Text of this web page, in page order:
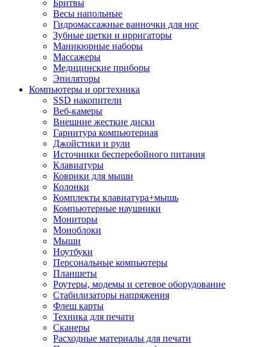
Бритвы
Весы напольные
Гидромассажные ванночки для ног
Зубные щетки и ирригаторы
Маникюрные наборы
Массажеры
Медицинские приборы
Эпиляторы
Компьютеры и оргтехника
SSD накопители
Веб-камеры
Внешние жесткие диски
Гарнитура компьютерная
Джойстики и рули
Источники бесперебойного питания
Клавиатуры
Коврики для мыши
Колонки
Комплекты клавиатура+мышь
Компьютерные наушники
Мониторы
Моноблоки
Мыши
Ноутбуки
Персональные компьютеры
Планшеты
Роутеры, модемы и сетевое оборудование
Стабилизаторы напряжения
Флеш карты
Техника для печати
Сканеры
Расходные материалы для печати